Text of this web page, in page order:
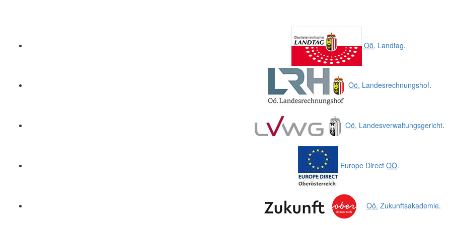
Oö. Landtag.
Oö. Landesrechnungshof.
Oö. Landesverwaltungsgericht.
Europe Direct OÖ.
Oö. Zukunftsakademie.